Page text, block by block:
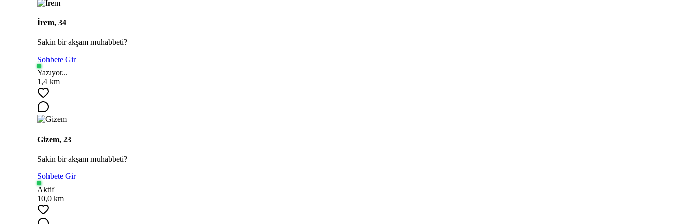
İrem, 34
Sakin bir akşam muhabbeti?
Sohbete Gir
Yazıyor...
1,4 km
Gizem, 23
Sakin bir akşam muhabbeti?
Sohbete Gir
Aktif
10,0 km